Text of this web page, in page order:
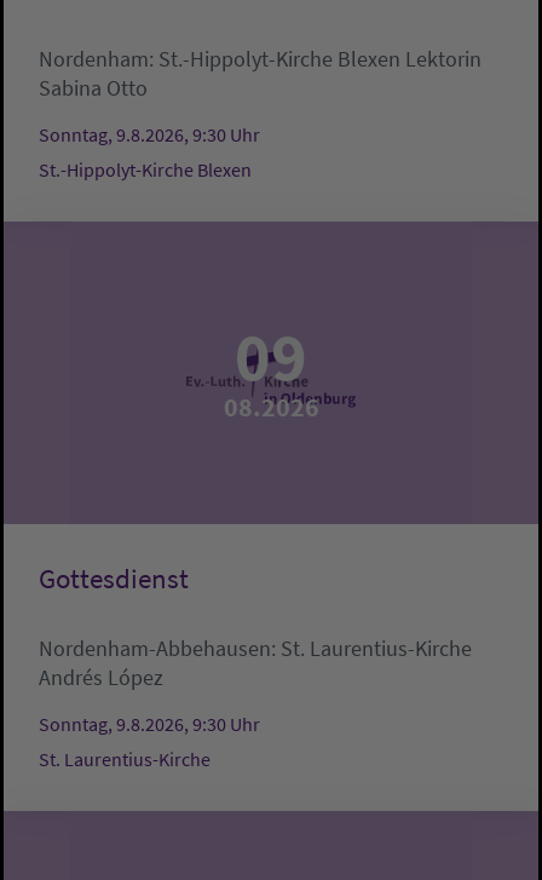
Nordenham: St.-Hippolyt-Kirche Blexen Lektorin
Sabina Otto
Sonntag, 9.8.2026, 9:30 Uhr
St.-Hippolyt-Kirche Blexen
09
08.2026
Gottesdienst
Nordenham-Abbehausen: St. Laurentius-Kirche
Andrés López
Sonntag, 9.8.2026, 9:30 Uhr
St. Laurentius-Kirche